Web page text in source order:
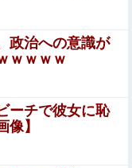
、恐ろしいハゲ方
る… (動画)
た結果…麻薬カル
画あり）
るｗｗｗｗｗｗｗ
399人を治療せ
政治への意識が
ｗｗｗｗ
ーチで彼女に恥
】